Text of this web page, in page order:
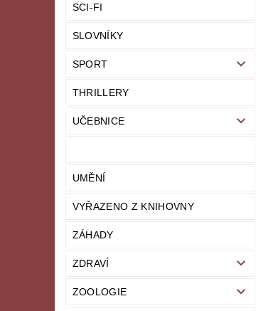
SCI-FI
SLOVNÍKY
SPORT
THRILLERY
UČEBNICE
UMĚNÍ
VYŘAZENO Z KNIHOVNY
ZÁHADY
ZDRAVÍ
ZOOLOGIE